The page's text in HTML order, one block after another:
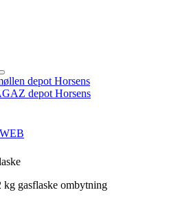
depot Horsens
depot Horsens